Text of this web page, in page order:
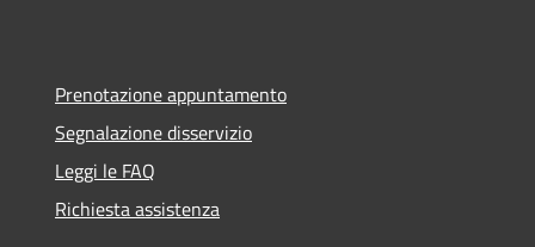
Prenotazione appuntamento
Segnalazione disservizio
Leggi le FAQ
Richiesta assistenza